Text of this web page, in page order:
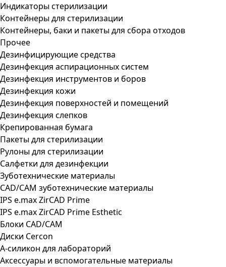
Индикаторы стерилизации
Контейнеры для стерилизации
Контейнеры, баки и пакеты для сбора отходов
Прочее
Дезинфицирующие средства
Дезинфекция аспирационных систем
Дезинфекция инструментов и боров
Дезинфекция кожи
Дезинфекция поверхностей и помещений
Дезинфекция слепков
Крепированная бумага
Пакеты для стерилизации
Рулоны для стерилизации
Салфетки для дезинфекции
Зуботехнические материалы
CAD/CAM зуботехнические материалы
IPS e.max ZirCAD Prime
IPS e.max ZirCAD Prime Esthetic
Блоки CAD/CAM
Диски Cercon
А-силикон для лабораторий
Аксессуары и вспомогательные материалы